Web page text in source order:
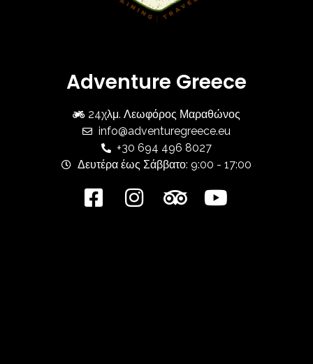
Adventure Greece
24χλμ. Λεωφόρος Μαραθώνος
info@adventuregreece.eu
+30 694 496 8027
Δευτέρα έως Σάββατο: 9:00 - 17:00